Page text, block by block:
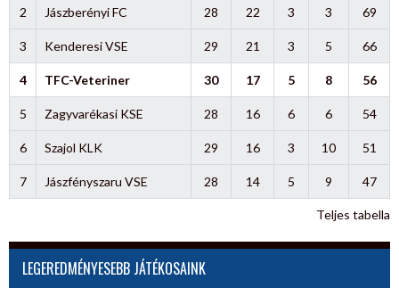
2 Jászberényi FC 28 22 3 3 69
3 Kenderesi VSE 29 21 3 5 66
4 TFC-Veteriner 30 17 5 8 56
5 Zagyvarékasi KSE 28 16 6 6 54
6 Szajol KLK 29 16 3 10 51
7 Jászfényszaru VSE 28 14 5 9 47
Teljes tabella
LEGEREDMÉNYESEBB JÁTÉKOSAINK